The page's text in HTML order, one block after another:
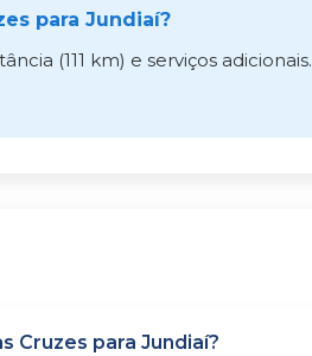
para Jundiaí?
(111 km) e serviços adicionais.
Cruzes para Jundiaí?